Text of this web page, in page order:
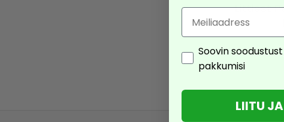
Littlest
Email
Consent
Soovin
pakkumisi
LIITU